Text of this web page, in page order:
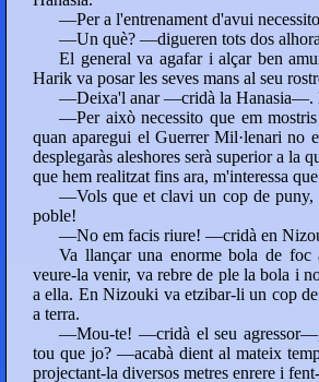
—Per a l'entrenament d'avui
—Un què? —digueren tots dos
El general va agafar i alçar ben
Harik va posar les seves mans al seu
—Deixa'l anar —cridà la Hanasia—.
—Per això necessito que em
quan aparegui el Guerrer Mil·lenari no
desplegaràs aleshores serà superior a la
que hem realitzat fins ara, m'interessa
—Vols que et clavi un cop de puny,
poble!
—No em facis riure! —cridà en
Va llançar una enorme bola de
veure-la venir, va rebre de ple la bola i
a ella. En Nizouki va etzibar-li un cop
a terra.
—Mou-te! —cridà el seu agressor—,
tou que jo? —acabà dient al mateix
projectant-la diversos metres enrere i